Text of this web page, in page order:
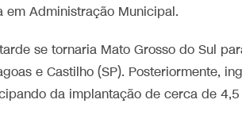
em Administração Municipal.
se tornaria Mato Grosso do Sul
e Castilho (SP). Posteriormente,
da implantação de cerca de